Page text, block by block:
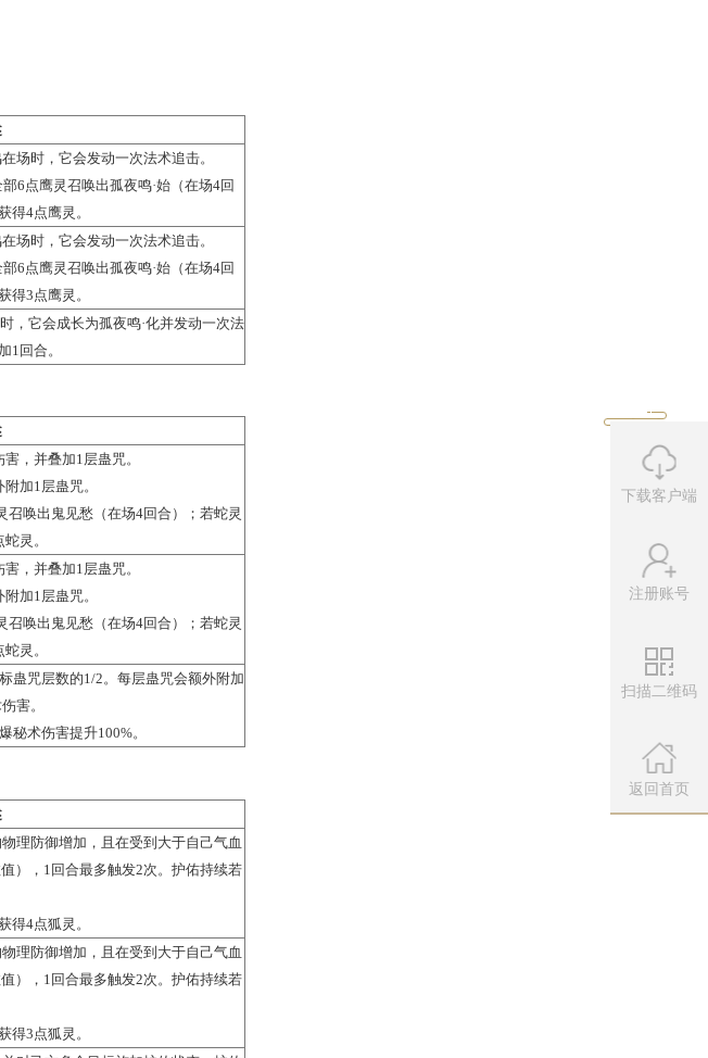
理解为1、2、3阶法术的高阶版本。其中1、4阶法术效果都作用于
相同且共用冷却，差距的核心在于6阶法术的最终效果会比同配置
技能描述
秘术伤害。孤夜鸣在场时，它会发动一次法术追击。
6点，则会消耗全部6点鹰灵召唤出孤夜鸣·始（在场4回
；若鹰灵不满，则获得4点鹰灵。
秘术伤害。孤夜鸣在场时，它会发动一次法术追击。
6点，则会消耗全部6点鹰灵召唤出孤夜鸣·始（在场4回
；若鹰灵不满，则获得3点鹰灵。
伤害。孤夜鸣在场时，它会成长为孤夜鸣·化并发动一次法
技能描述
目标造成一定秘术伤害，并叠加1层蛊咒。
在场时，它会额外附加1层蛊咒。
6点，消耗全部蛇灵召唤出鬼见愁（在场4回合）；若蛇灵
标造成一定秘术伤害，并叠加1层蛊咒。
下载客户端
注册账号
扫描二维码
微信公
扫描左侧二
返回首页